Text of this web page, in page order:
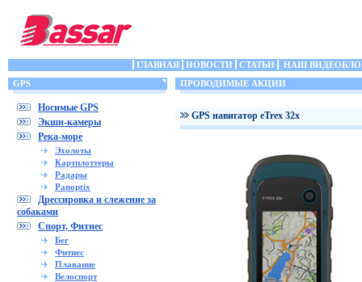
ГЛАВНАЯ НОВОСТИ СТАТЬИ
НАШ
GPS
Носимые GPS
Экшн-камеры
Река-море
Эхолоты
Картплоттеры
Радары
Panoptix
Дрессировка и слежение за
собаками
Спорт, Фитнес
Бег
Фитнес
Плавание
Велоспорт
ПРОВОДИМЫЕ АКЦИИ
GPS навигатор eTrex 32x